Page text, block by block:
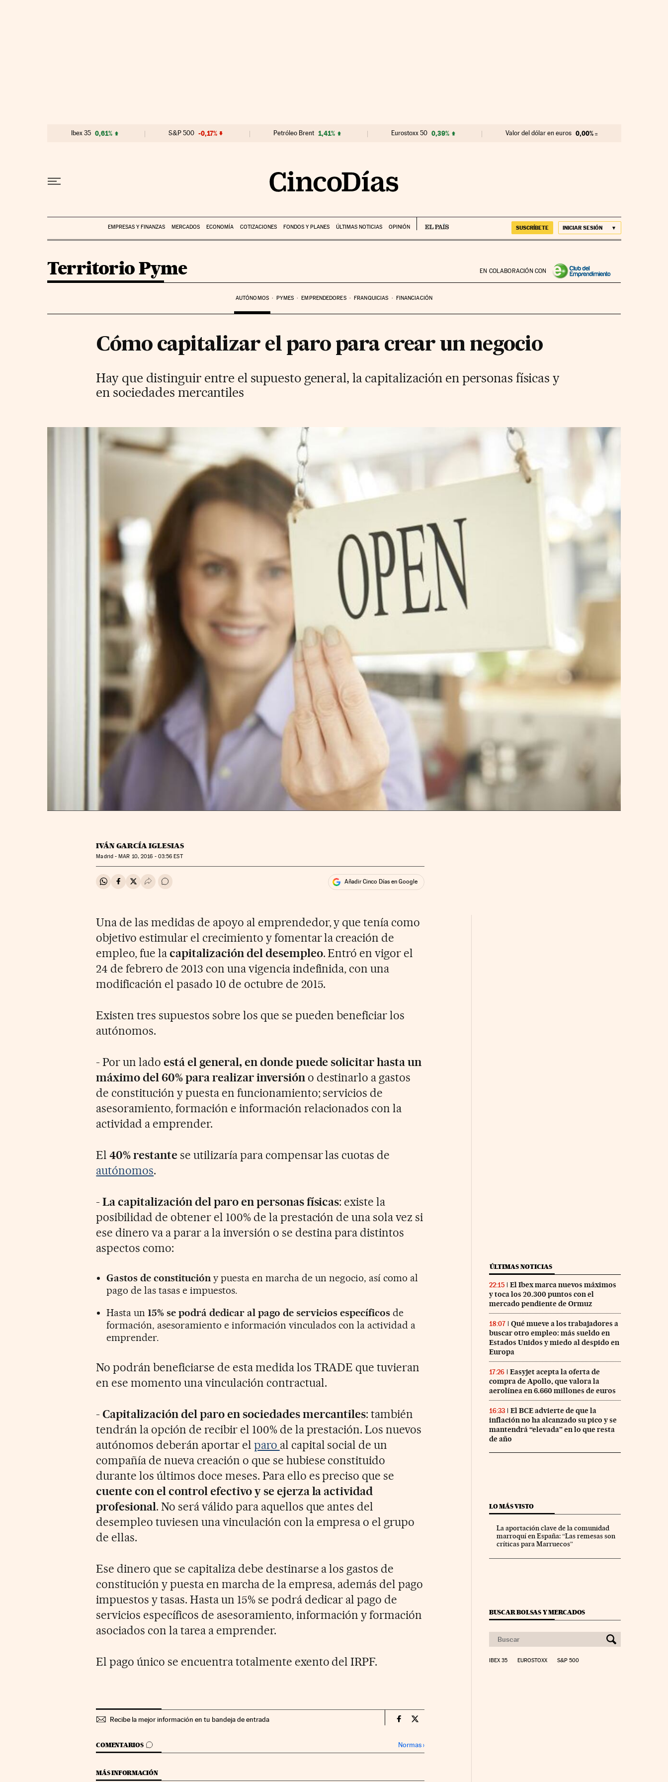
Ibex 35 0,61% S&P 500 -0,17% Petróleo Brent 1,41% Eurostoxx 50 0,39% Valor del dólar en euros 0,00%
EMPRESAS Y FINANZAS MERCADOS ECONOMÍA COTIZACIONES FONDOS Y PLANES ÚLTIMAS NOTICIAS OPINIÓN SUSCRÍBETE INICIAR SESIÓN
EN COLABORACIÓN CON
Territorio Pyme
AUTÓNOMOS PYMES EMPRENDEDORES FRANQUICIAS FINANCIACIÓN
Cómo capitalizar el paro para crear un negocio
Hay que distinguir entre el supuesto general, la capitalización en personas físicas y
en sociedades mercantiles
IVÁN GARCÍA IGLESIAS
Madrid -MAR 10, 2016 - 03:56 EST
Compartir en Whatsapp
Compartir en Facebook
Compartir en Twitter
Desplegar Redes Sociales
Ir a los comentarios Añadir Cinco Días en Google
Una de las medidas de apoyo al emprendedor, y que tenía como
objetivo estimular el crecimiento y fomentar la creación de
empleo, fue lacapitalización del desempleo. Entró en vigor el
24 de febrero de 2013 con una vigencia indefinida, con una
modificación el pasado 10 de octubre de 2015.
Existen tres supuestos sobre los que se pueden beneficiar los
autónomos.
- Por un ladoestá el general, en donde puede solicitar hasta un
máximo del 60% para realizar inversión o destinarlo a gastos
de constitución y puesta en funcionamiento; servicios de
asesoramiento, formación e información relacionados con la
actividad a emprender.
El40% restante se utilizaría para compensar las cuotas de
autónomos.
- La capitalización del paro en personas físicas: existe la
posibilidad de obtener el 100% de la prestación de una sola vez si
ese dinero va a parar a la inversión o se destina para distintos
aspectos como:
Gastos de constitución y puesta en marcha de un negocio, así como al
pago de las tasas e impuestos.
Hasta un 15% se podrá dedicar al pago de servicios específicos de
formación, asesoramiento e información vinculados con la actividad a
emprender.
No podrán beneficiarse de esta medida los TRADE que tuvieran
en ese momento una vinculación contractual.
- Capitalización del paro en sociedades mercantiles: también
tendrán la opción de recibir el 100% de la prestación. Los nuevos
autónomos deberán aportar el paro al capital social de un
compañía de nueva creación o que se hubiese constituido
durante los últimos doce meses. Para ello es preciso que se
cuente con el control efectivo y se ejerza la actividad
profesional. No será válido para aquellos que antes del
desempleo tuviesen una vinculación con la empresa o el grupo
de ellas.
Ese dinero que se capitaliza debe destinarse a los gastos de
constitución y puesta en marcha de la empresa, además del pago
impuestos y tasas. Hasta un 15% se podrá dedicar al pago de
servicios específicos de asesoramiento, información y formación
asociados con la tarea a emprender.
El pago único se encuentra totalmente exento del IRPF.
Recibe la mejor información en tu bandeja de entrada Territorio Pyme Cinco Días en Facebook
Territorio Pyme Cinco Días en Twitter
COMENTARIOS
IR A LOS COMENTARIOS Normas›
MÁS INFORMACIÓN
ÚLTIMAS NOTICIAS
22:15
El Ibex marca nuevos máximos
y toca los 20.300 puntos con el
mercado pendiente de Ormuz
18:07
Qué mueve a los trabajadores a
buscar otro empleo: más sueldo en
Estados Unidos y miedo al despido en
Europa
17:26
Easyjet acepta la oferta de
compra de Apollo, que valora la
aerolínea en 6.660 millones de euros
16:33
El BCE advierte de que la
inflación no ha alcanzado su pico y se
mantendrá “elevada” en lo que resta
de año
LO MÁS VISTO
La aportación clave de la comunidad
marroquí en España: “Las remesas son
críticas para Marruecos”
BUSCAR BOLSAS Y MERCADOS
IBEX 35 EUROSTOXX S&P 500